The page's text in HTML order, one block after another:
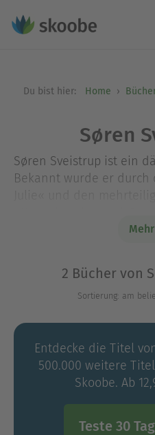
Du bist hier: Home
Søren
Søren Sveistrup ist ein
Bekannt wurde er durch
dem Namen »The
Sein Thrillerdebüt »Der
internationaler
Millionenpublikum.
2 Bücher von
Sortierung: am
Entdecke die Titel
500.000 weitere
Skoobe. Ab
Teste 30